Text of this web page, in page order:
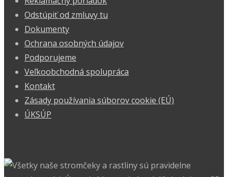
Odstúpiť od zmluvy tu
Dokumenty
Ochrana osobných údajov
Podporujeme
Veľkoobchodná spolupráca
Kontakt
Zásady používania súborov cookie (EÚ)
ÚKSÚP